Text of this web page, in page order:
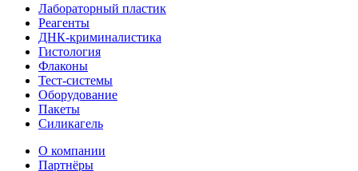
Лабораторный пластик
Реагенты
ДНК-криминалистика
Гистология
Флаконы
Тест-системы
Оборудование
Пакеты
Силикагель
О компании
Партнёры